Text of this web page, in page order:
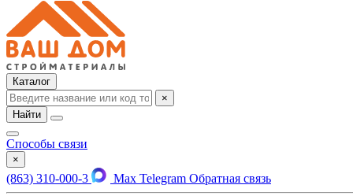
Каталог
×
Найти
Способы связи
×
(863) 310-000-3 Max Telegram Обратная связь